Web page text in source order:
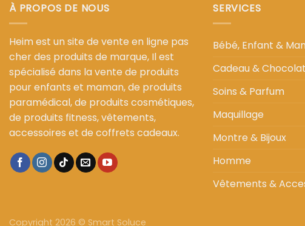
À PROPOS DE NOUS
Heim est un site de vente en ligne pas
cher des produits de marque, Il est
spécialisé dans la vente de produits
pour enfants et maman, de produits
paramédical, de produits cosmétiques,
de produits fitness, vêtements,
accessoires et de coffrets cadeaux.
SERVICES
Bébé, Enfant &
Cadeau & Chocolat
Soins & Parfum
Maquillage
Montre & Bijoux
Homme
Vêtements &
Copyright 2026 © Smart Soluce